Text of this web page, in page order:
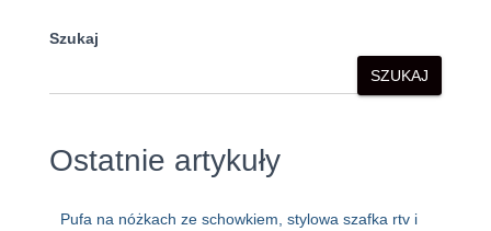
Szukaj
SZUKAJ
Ostatnie artykuły
Pufa na nóżkach ze schowkiem, stylowa szafka rtv i